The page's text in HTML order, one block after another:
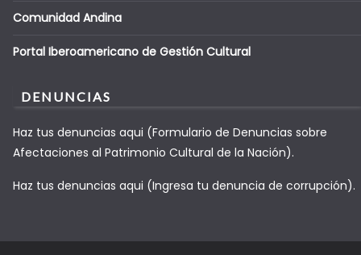
Comunidad Andina
Portal Iberoamericano de Gestión Cultural
DENUNCIAS
Haz tus denuncias aqui (Formulario de Denuncias sobre
Afectaciones al Patrimonio Cultural de la Nación).
Haz tus denuncias aqui (Ingresa tu denuncia de corrupción).